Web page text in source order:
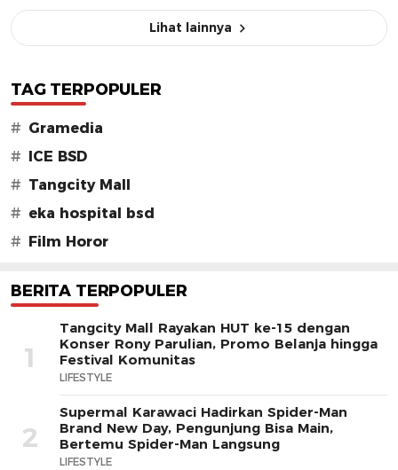
Lihat lainnya
TAG TERPOPULER
# Gramedia
#
ICE BSD
# Tangcity Mall
# eka hospital bsd
#
Film Horor
BERITA TERPOPULER
1
Tangcity Mall Rayakan HUT ke-15 dengan
Konser Rony Parulian, Promo Belanja hingga
Festival Komunitas
LIFESTYLE
2
Supermal Karawaci Hadirkan Spider-Man
Brand New Day, Pengunjung Bisa Main,
Bertemu Spider-Man Langsung
LIFESTYLE